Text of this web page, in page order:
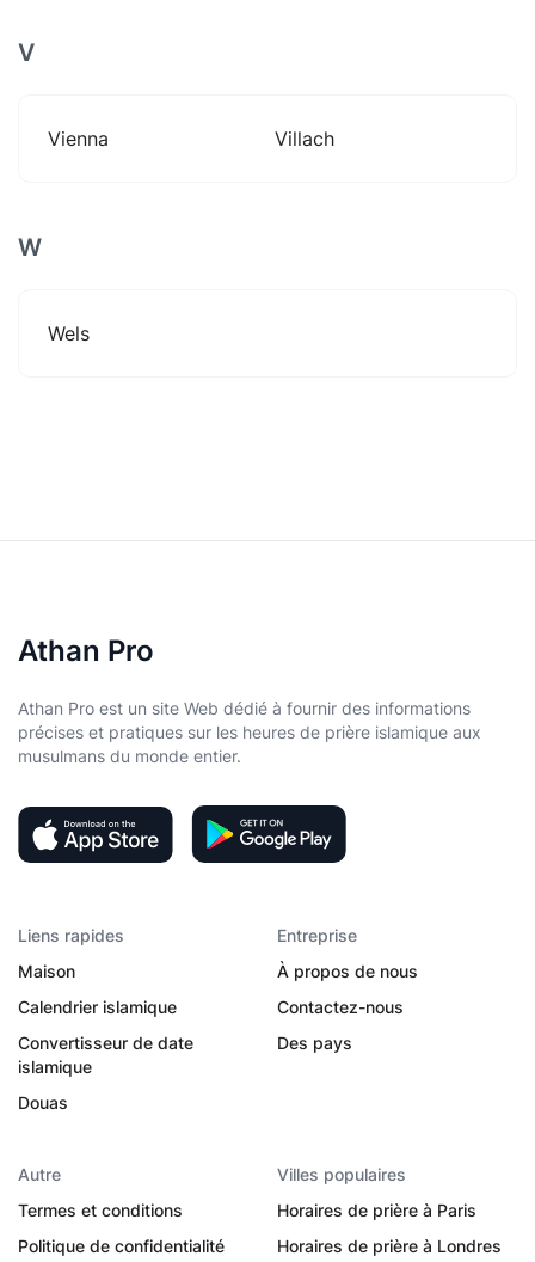
V
Vienna Villach
W
Wels
Athan Pro
Athan Pro est un site Web dédié à fournir des informations
précises et pratiques sur les heures de prière islamique aux
musulmans du monde entier.
Liens rapides
Maison
Calendrier islamique
Convertisseur de date
islamique
Douas
Entreprise
À propos de nous
Contactez-nous
Des pays
Autre
Termes et conditions
Politique de confidentialité
Villes populaires
Horaires de prière à Paris
Horaires de prière à Londres